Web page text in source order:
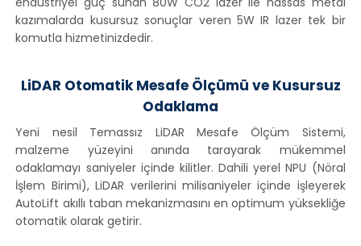
kazımalarda kusursuz sonuçlar veren 5W IR lazer tek bir
komutla hizmetinizdedir.
LiDAR Otomatik Mesafe Ölçümü ve Kusursuz
Odaklama
Yeni nesil Temassız LiDAR Mesafe Ölçüm Sistemi,
malzeme yüzeyini anında tarayarak mükemmel
odaklamayı saniyeler içinde kilitler. Dahili yerel NPU (Nöral
İşlem Birimi), LiDAR verilerini milisaniyeler içinde işleyerek
AutoLift akıllı taban mekanizmasını en optimum yüksekliğe
otomatik olarak getirir.